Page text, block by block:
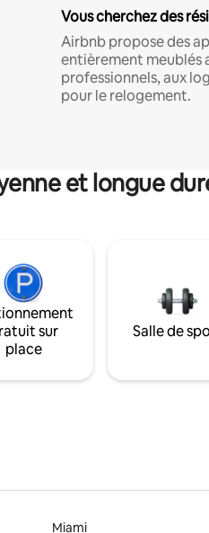
Vous cherchez des
Airbnb propose des
entièrement meublés
professionnels, aux
pour le relogement.
et longue
sur
place
Salle de
Miami